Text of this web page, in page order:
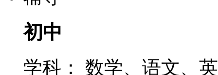
初中
学科： 数学、语文、